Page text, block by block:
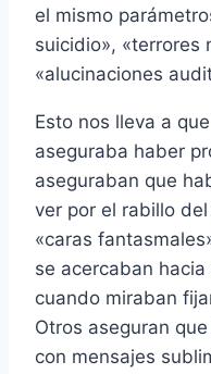
el mismo
suicidio», «terrores
«alucinaciones
Esto nos lleva a
aseguraba haber
aseguraban que
ver por el rabillo
«caras
se acercaban
cuando miraban
Otros aseguran
con mensajes